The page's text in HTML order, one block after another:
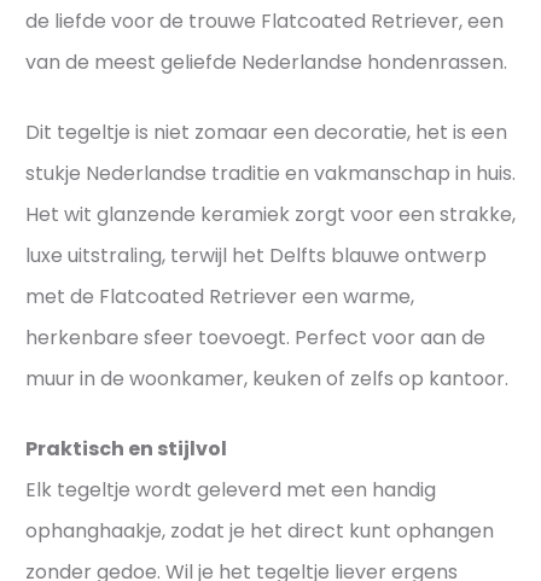
t
h
n
e
k
H
o
l
d
s
e
t
v
o
o
o
u
e
g
de liefde voor de trouwe Flatcoated Retriever, een
van de meest geliefde Nederlandse hondenrassen.
Dit tegeltje is niet zomaar een decoratie, het is een
stukje Nederlandse traditie en vakmanschap in huis.
Het wit glanzende keramiek zorgt voor een strakke,
luxe uitstraling, terwijl het Delfts blauwe ontwerp
met de Flatcoated Retriever een warme,
herkenbare sfeer toevoegt. Perfect voor aan de
muur in de woonkamer, keuken of zelfs op kantoor.
Praktisch en stijlvol
Elk tegeltje wordt geleverd met een handig
ophanghaakje, zodat je het direct kunt ophangen
zonder gedoe. Wil je het tegeltje liever ergens